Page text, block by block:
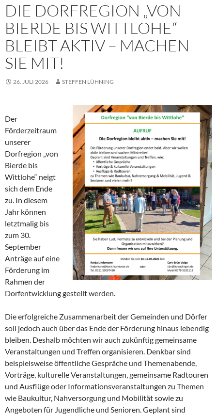
DIE DORFREGION „VON
BIERDE BIS WITTLOHE“
BLEIBT AKTIV – MACHEN
SIE MIT!
26. JULI 2026 STEFFEN LÜHNING
Der
Förderzeitraum
unserer
Dorfregion „von
Bierde bis
Wittlohe“ neigt
sich dem Ende
zu. In diesem
Jahr können
letztmalig bis
zum 30.
September
Anträge auf eine
Förderung im
Rahmen der
Dorfentwicklung gestellt werden.
Die erfolgreiche Zusammenarbeit der Gemeinden und Dörfer
soll jedoch auch über das Ende der Förderung hinaus lebendig
bleiben. Deshalb möchten wir auch zukünftig gemeinsame
Veranstaltungen und Treffen organisieren. Denkbar sind
beispielsweise öffentliche Gespräche und Themenabende,
Vorträge, kulturelle Veranstaltungen, gemeinsame Radtouren
und Ausflüge oder Informationsveranstaltungen zu Themen
wie Baukultur, Nahversorgung und Mobilität sowie zu
Angeboten für Jugendliche und Senioren. Geplant sind